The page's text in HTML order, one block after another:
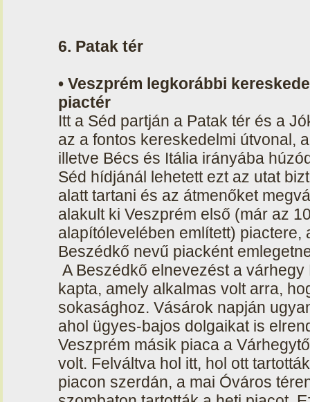
6. Patak tér
• Veszprém legkorábbi
piactér
Itt a Séd partján a Patak tér és a
az a fontos kereskedelmi útvonal,
illetve Bécs és Itália irányába
Séd hídjánál lehetett ezt az utat
alatt tartani és az átmenőket
alakult ki Veszprém első (már az
alapítólevelében említett) piactere,
Beszédkő nevű piacként
A Beszédkő elnevezést a
kapta, amely alkalmas volt arra,
sokasághoz. Vásárok napján
ahol ügyes-bajos dolgaikat is
Veszprém másik piaca a
volt. Felváltva hol itt, hol ott
piacon szerdán, a mai Óváros